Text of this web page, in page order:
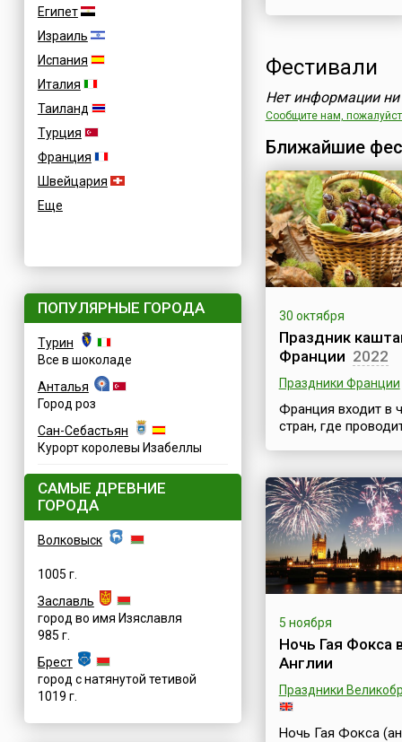
Египет
Израиль
Испания
Италия
Таиланд
Турция
Франция
Швейцария
Еще
ПОПУЛЯРНЫЕ ГОРОДА
Турин
Все в шоколаде
Анталья
Город роз
Сан-Себастьян
Курорт королевы Изабеллы
САМЫЕ ДРЕВНИЕ
ГОРОДА
Волковыск
1005 г.
Заславль
город во имя Изяславля
985 г.
Брест
город с натянутой тетивой
1019 г.
Фестивали
Нет информации ни
Сообщите нам,
Ближайшие
30 октября
Праздник
Франции 2022
Праздники Франции
Франция входит в
стран, где
посвященных
гастрономии.
считают, что
и понимания
приготовленной
надо воспитывать
с детства, как
читать. Поэтому
пройти мимо такой
необычной даты,
Праздник каштана.
продукт французы
ценят и считают
национальным.
они впервые нача...
5 ноября
Ночь Гая Фокса
Англии
Праздники
Ночь Гая Фокса